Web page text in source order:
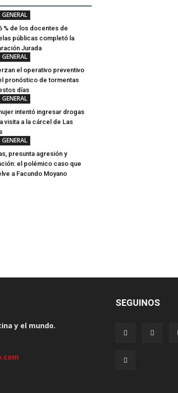
% de los docentes de
públicas completó la
Jurada
el operativo preventivo
pronóstico de tormentas
días
intentó ingresar drogas
visita a la cárcel de Las
presunta agresión y
el polémico caso que
a Facundo Moyano
y el mundo.
SEGUINOS